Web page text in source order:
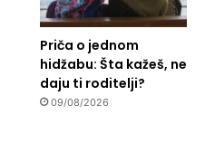
Priča o jednom
hidžabu: Šta kažeš, ne
daju ti roditelji?
09/08/2026